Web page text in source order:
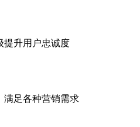
提升用户忠诚度
满足各种营销需求